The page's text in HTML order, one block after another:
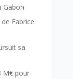
Gabon
de Fabrice
sa
M€ pour